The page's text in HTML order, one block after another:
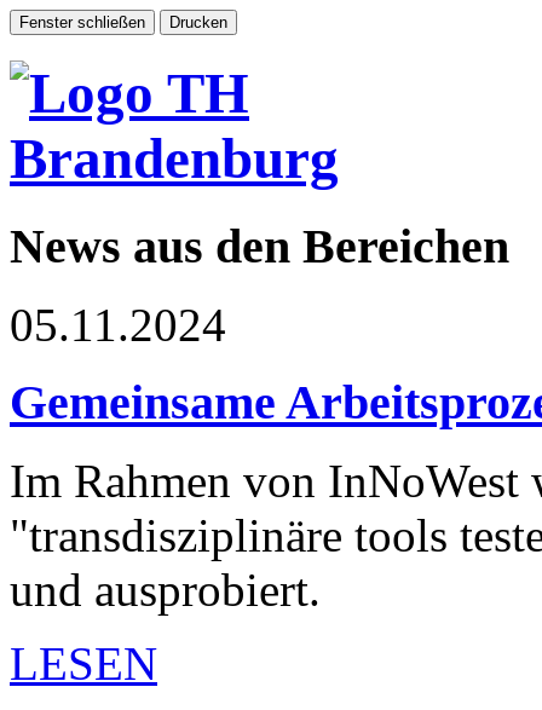
News aus den Bereichen
05.11.2024
Gemeinsame
Im Rahmen von
"transdisziplinäre tools
und ausprobiert.
LESEN